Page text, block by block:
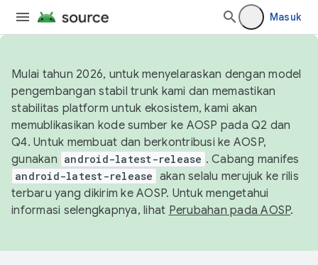
Masuk
Mulai tahun 2026, untuk menyelaraskan dengan model
pengembangan stabil trunk kami dan memastikan
stabilitas platform untuk ekosistem, kami akan
memublikasikan kode sumber ke AOSP pada Q2 dan
Q4. Untuk membuat dan berkontribusi ke AOSP,
gunakan android-latest-release . Cabang manifes
android-latest-release akan selalu merujuk ke rilis
terbaru yang dikirim ke AOSP. Untuk mengetahui
informasi selengkapnya, lihat Perubahan pada AOSP.